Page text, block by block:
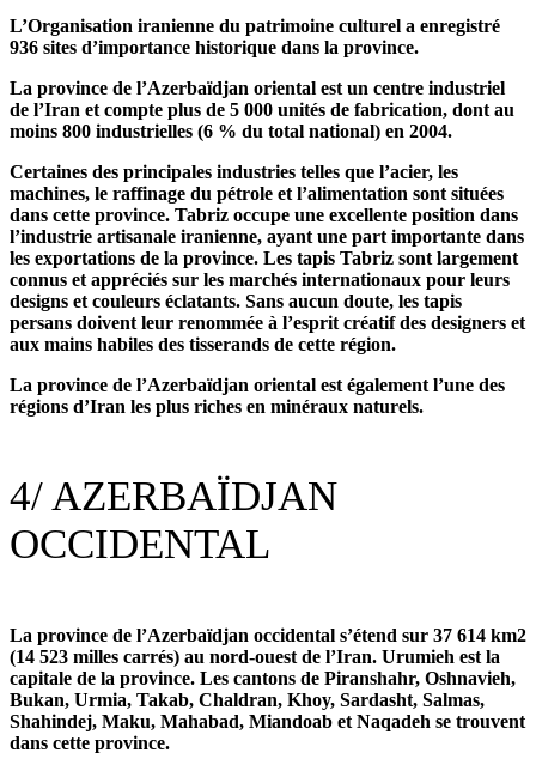
L’Organisation iranienne du patrimoine culturel a enregistré
936 sites d’importance historique dans la province.
La province de l’Azerbaïdjan oriental est un centre industriel
de l’Iran et compte plus de 5 000 unités de fabrication, dont au
moins 800 industrielles (6 % du total national) en 2004.
Certaines des principales industries telles que l’acier, les
machines, le raffinage du pétrole et l’alimentation sont situées
dans cette province. Tabriz occupe une excellente position dans
l’industrie artisanale iranienne, ayant une part importante dans
les exportations de la province. Les tapis Tabriz sont largement
connus et appréciés sur les marchés internationaux pour leurs
designs et couleurs éclatants. Sans aucun doute, les tapis
persans doivent leur renommée à l’esprit créatif des designers et
aux mains habiles des tisserands de cette région.
La province de l’Azerbaïdjan oriental est également l’une des
régions d’Iran les plus riches en minéraux naturels.
4/AZERBAÏDJAN
OCCIDENTAL
La province de l’Azerbaïdjan occidental s’étend sur 37 614 km2
(14 523 milles carrés) au nord-ouest de l’Iran. Urumieh est la
capitale de la province. Les cantons de Piranshahr, Oshnavieh,
Bukan, Urmia, Takab, Chaldran, Khoy, Sardasht, Salmas,
Shahindej, Maku, Mahabad, Miandoab et Naqadeh se trouvent
dans cette province.